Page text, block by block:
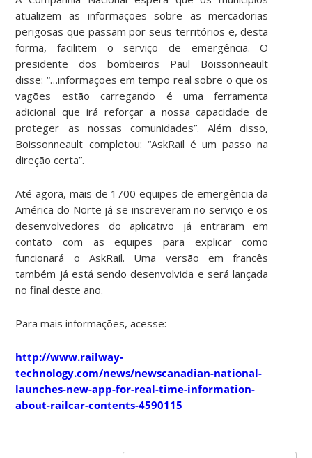
atualizem as informações sobre as mercadorias
perigosas que passam por seus territórios e, desta
forma, facilitem o serviço de emergência. O
presidente dos bombeiros Paul Boissonneault
disse: “…informações em tempo real sobre o que os
vagões estão carregando é uma ferramenta
adicional que irá reforçar a nossa capacidade de
proteger as nossas comunidades”. Além disso,
Boissonneault completou: “AskRail é um passo na
direção certa”.
Até agora, mais de 1700 equipes de emergência da
América do Norte já se inscreveram no serviço e os
desenvolvedores do aplicativo já entraram em
contato com as equipes para explicar como
funcionará o AskRail. Uma versão em francês
também já está sendo desenvolvida e será lançada
no final deste ano.
Para mais informações, acesse:
http://www.railway-
technology.com/news/newscanadian-national-
launches-new-app-for-real-time-information-
about-railcar-contents-4590115